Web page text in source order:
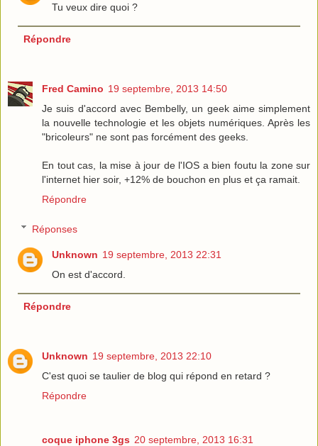
Tu veux dire quoi ?
Répondre
Fred Camino 19 septembre, 2013 14:50
Je suis d'accord avec Bembelly, un geek aime simplement
la nouvelle technologie et les objets numériques. Après les
"bricoleurs" ne sont pas forcément des geeks.
En tout cas, la mise à jour de l'IOS a bien foutu la zone sur
l'internet hier soir, +12% de bouchon en plus et ça ramait.
Répondre
Réponses
Unknown 19 septembre, 2013 22:31
On est d'accord.
Répondre
Unknown 19 septembre, 2013 22:10
C'est quoi se taulier de blog qui répond en retard ?
Répondre
coque iphone 3gs 20 septembre, 2013 16:31